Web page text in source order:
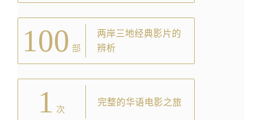
100 部
两岸三地经典影片的
辨析
1 次
完整的华语电影之旅